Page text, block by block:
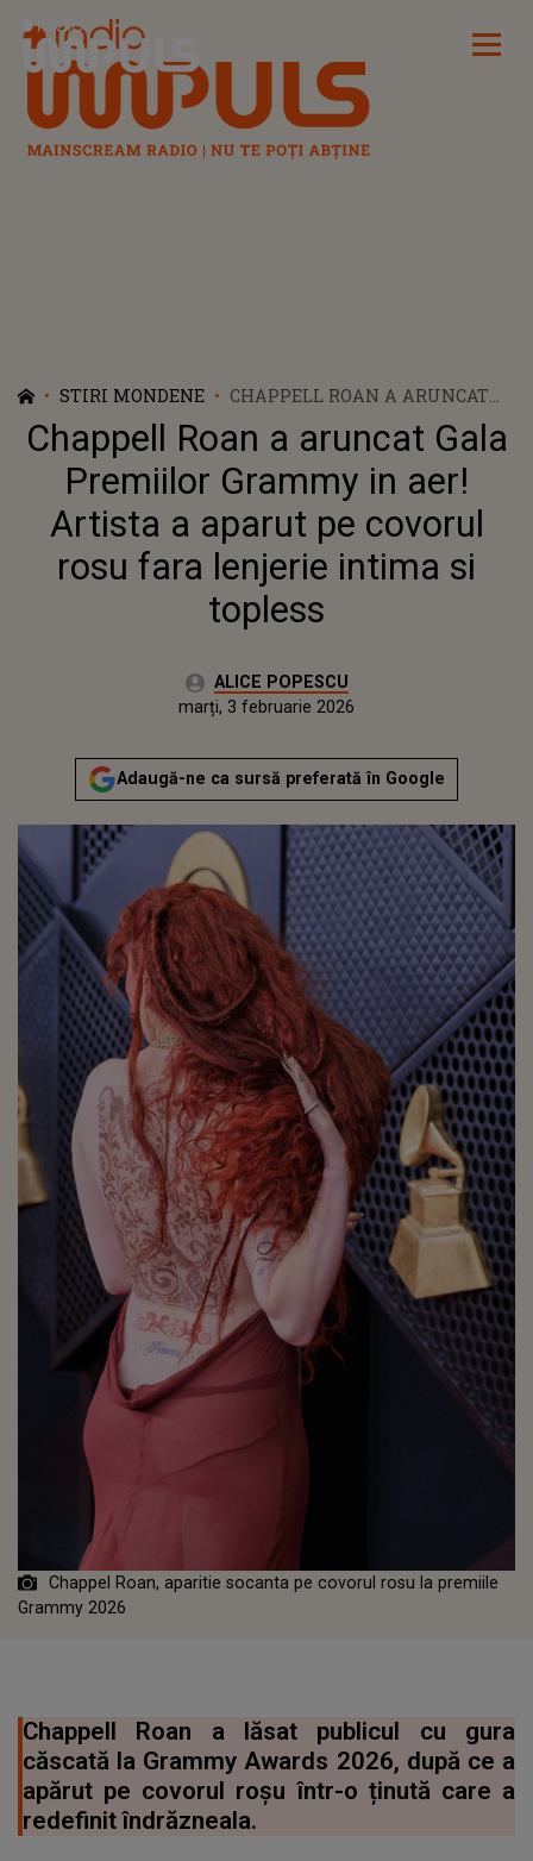
Radio Impuls
STIRI MONDENE
CHAPPELL ROAN A ARUNCAT
GALA PREMIILOR GRAMMY IN
AER! ARTISTA A APARUT PE
COVORUL ROSU FARA LENJERIE
INTIMA SI TOPLESS
Chappell Roan a aruncat Gala
Premiilor Grammy in aer!
Artista a aparut pe covorul
rosu fara lenjerie intima si
topless
Autor:ALICE POPESCU
Actualizat:
marți, 3 februarie 2026
Adaugă-ne ca sursă preferată în Google
Chappel Roan, aparitie socanta pe covorul rosu la premiile
Grammy 2026
Chappell Roan a lăsat publicul cu gura
căscată la Grammy Awards 2026, după ce a
apărut pe covorul roșu într-o ținută care a
redefinit îndrăzneala.